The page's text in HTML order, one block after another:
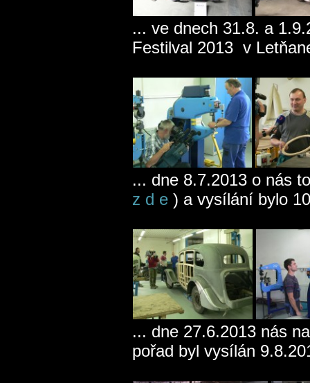
... ve dnech 31.8. a
Festilval 2013 v
... dne 8.7.2013 o nás
z d e ) a vysílání bylo
... dne 27.6.2013 nás
pořad byl vysílán